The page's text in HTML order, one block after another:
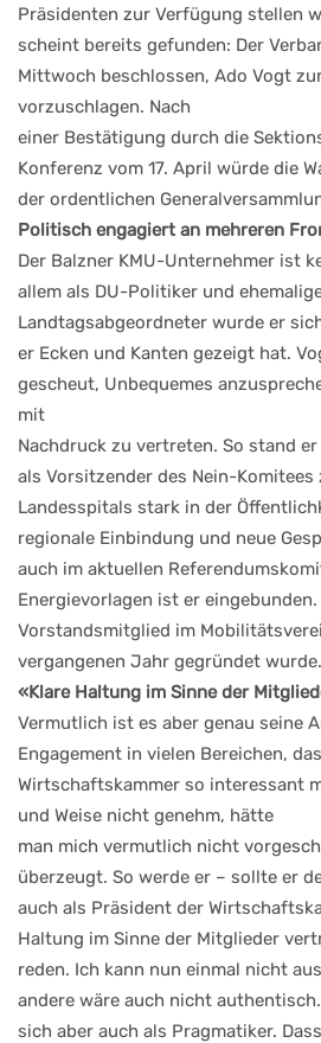
Präsidenten zur Verfügung stellen
scheint bereits gefunden: Der
Mittwoch beschlossen, Ado Vogt
vorzuschlagen. Nach
einer Bestätigung durch die
Konferenz vom 17. April würde die
der ordentlichen
Politisch engagiert an mehreren
Der Balzner KMU-Unternehmer ist
allem als DU-Politiker und
Landtagsabgeordneter wurde er
er Ecken und Kanten gezeigt hat.
gescheut, Unbequemes
mit
Nachdruck zu vertreten. So stand
als Vorsitzender des Nein-Komitees
Landesspitals stark in der
regionale Einbindung und neue
auch im aktuellen
Energievorlagen ist er
Vorstandsmitglied im
vergangenen Jahr gegründet wurde.
«Klare Haltung im Sinne der
Vermutlich ist es aber genau seine
Engagement in vielen Bereichen,
Wirtschaftskammer so interessant
und Weise nicht genehm, hätte
man mich vermutlich nicht
überzeugt. So werde er – sollte er
auch als Präsident der
Haltung im Sinne der Mitglieder
reden. Ich kann nun einmal nicht
andere wäre auch nicht
sich aber auch als Pragmatiker.